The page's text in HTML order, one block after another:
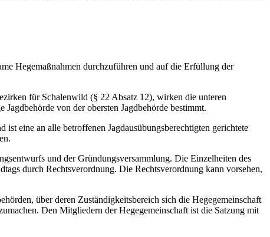
Hegemaßnahmen durchzuführen und auf die Erfüllung der
für Schalenwild (§ 22 Absatz 12), wirken die unteren
von der obersten Jagdbehörde bestimmt.
eine an alle betroffenen Jagdausübungsberechtigten gerichtete
und der Gründungsversammlung. Die Einzelheiten des
durch Rechtsverordnung. Die Rechtsverordnung kann vorsehen,
über deren Zuständigkeitsbereich sich die Hegegemeinschaft
Den Mitgliedern der Hegegemeinschaft ist die Satzung mit